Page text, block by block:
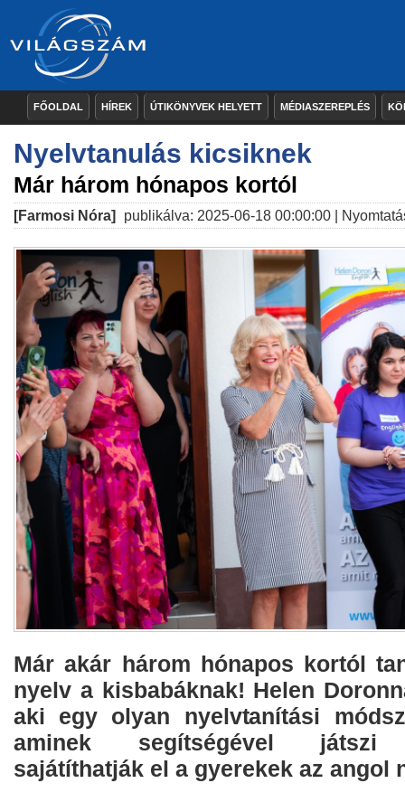
FŐOLDAL HÍREK ÚTIKÖNYVEK HELYETT MÉDIASZEREPLÉS
Nyelvtanulás kicsiknek
Már három hónapos kortól
[Farmosi Nóra] publikálva: 2025-06-18 00:00:00 |
Már akár három hónapos kortól
nyelv a kisbabáknak! Helen
aki egy olyan nyelvtanítási
aminek segítségével játszi
sajátíthatják el a gyerekek az angol